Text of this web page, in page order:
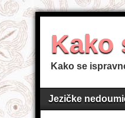
Kako
Kako se
Jezičke